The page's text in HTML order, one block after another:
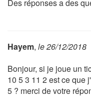
Des réponses a des
Hayem, le 26/12/2018
Bonjour, si je joue un
10 5 3 11 2 est ce que
5 ? merci de votre